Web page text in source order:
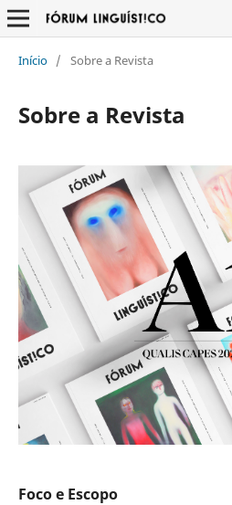
Início / Sobre a Revista
Sobre a Revista
Foco e Escopo